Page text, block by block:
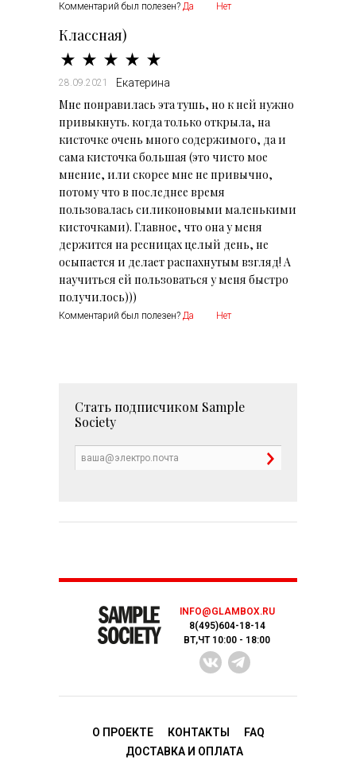
Комментарий был полезен? Да Нет
Классная)
28.09.2021 Екатерина
Мне понравилась эта тушь, но к ней нужно
привыкнуть. когда только открыла, на
кисточке очень много содержимого, да и
сама кисточка большая (это чисто мое
мнение, или скорее мне не привычно,
потому что в последнее время
пользовалась силиконовыми маленькими
кисточками). Главное, что она у меня
держится на ресницах целый день, не
осыпается и делает распахнутым взгляд! А
научиться ей пользоваться у меня быстро
получилось)))
Комментарий был полезен? Да Нет
Стать подписчиком Sample
Society
INFO@GLAMBOX.RU
8(495)604-18-14
ВТ,ЧТ 10:00 - 18:00
О ПРОЕКТЕ КОНТАКТЫ
FAQ
ДОСТАВКA И ОПЛАТА